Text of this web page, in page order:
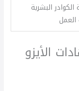
الكوادر البشرية
العمل
الأيزو